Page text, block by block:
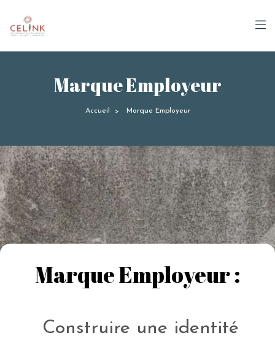
Marque Employeur
Accueil > Marque Employeur
Marque Employeur :
Construire une identité